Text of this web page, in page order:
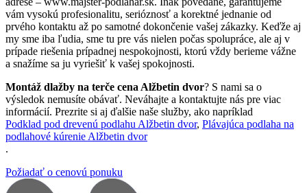
vám vysokú profesionalitu, serióznosť a korektné jednanie od
prvého kontaktu až po samotné dokončenie vašej zákazky. Keďže aj
my sme iba ľudia, sme tu pre vás nielen počas spolupráce, ale aj v
prípade riešenia prípadnej nespokojnosti, ktorú vždy berieme vážne
a snažíme sa ju vyriešiť k vašej spokojnosti.
Montáž dlažby na terče cena Alžbetin dvor? S nami sa o
výsledok nemusíte obávať. Neváhajte a kontaktujte nás pre viac
informácií. Prezrite si aj ďalšie naše služby, ako napríklad
Podklad pod drevenú podlahu Alžbetin dvor, Plávajúca podlaha na
podlahové kúrenie Alžbetin dvor
.
Požiadať o cenovú ponuku